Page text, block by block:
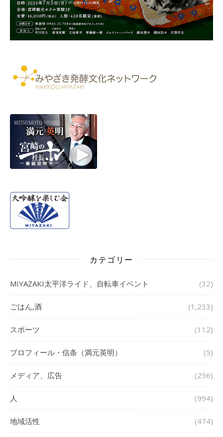
カテゴリー
MIYAZAKI太平洋ライド、自転車イベント (32)
ごはん,酒 (1,233)
スポーツ (112)
プロフィール・信条（満元英明） (5)
メディア、広告 (256)
人 (994)
地域活性 (474)